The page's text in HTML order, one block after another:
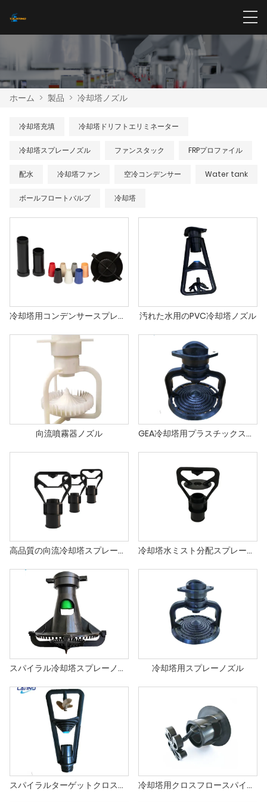
ホーム > 製品 > 冷却塔ノズル
冷却塔充填 冷却塔ドリフトエリミネーター
冷却塔スプレーノズル ファンスタック FRPプロファイル
配水 冷却塔ファン 空冷コンデンサー Water tank
ボールフロートバルブ 冷却塔
冷却塔用コンデンサースプレーノズル 汚れた水用のPVC冷却塔ノズル
向流噴霧器ノズル GEA冷却塔用プラスチックスプレーノズル
高品質の向流冷却塔スプレーノズル 冷却塔水ミスト分配スプレーノズル
スパイラル冷却塔スプレーノズル 冷却塔用スプレーノズル
スパイラルターゲットクロスフロー冷却塔スプレーノズル 冷却塔用クロスフロースパイラルABSノズル